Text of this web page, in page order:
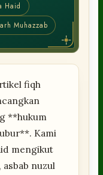
Haid
Muhazzab
fiqh
**hukum
Kami
mengikut
nuzul